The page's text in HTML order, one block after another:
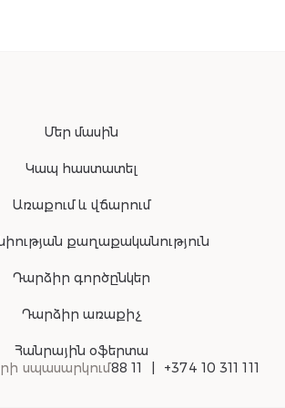
Մեր մասին
Կապ հաստատել
Առաքում և վճարում
քաղաքականություն
Դարձիր գործընկեր
Դարձիր առաքիչ
Հանրային օֆերտա
սպասարկում88 11 +374 10 311 111